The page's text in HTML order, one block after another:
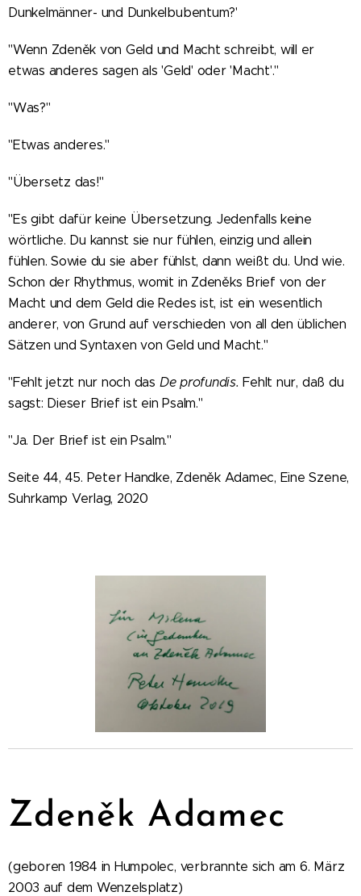
Dunkelmänner- und Dunkelbubentum?'
"Wenn Zdeněk von Geld und Macht schreibt, will er
etwas anderes sagen als 'Geld' oder 'Macht'."
"Was?"
"Etwas anderes."
"Übersetz das!"
"Es gibt dafür keine Übersetzung. Jedenfalls keine
wörtliche. Du kannst sie nur fühlen, einzig und allein
fühlen. Sowie du sie aber fühlst, dann weißt du. Und wie.
Schon der Rhythmus, womit in Zdeněks Brief von der
Macht und dem Geld die Redes ist, ist ein wesentlich
anderer, von Grund auf verschieden von all den üblichen
Sätzen und Syntaxen von Geld und Macht."
"Fehlt jetzt nur noch das De profundis. Fehlt nur, daß du
sagst: Dieser Brief ist ein Psalm."
"Ja. Der Brief ist ein Psalm."
Seite 44, 45. Peter Handke, Zdeněk Adamec, Eine Szene,
Suhrkamp Verlag, 2020
Zdeněk Adamec
(geboren 1984 in Humpolec, verbrannte sich am 6. März
2003 auf dem Wenzelsplatz)